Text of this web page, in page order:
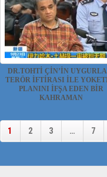
DR.TOHTİ ÇİN’İN
TERÖR İFTİRASI İLE
PLANINI İFŞA EDEN BİR
KAHRAMAN
1 2 3 … 7